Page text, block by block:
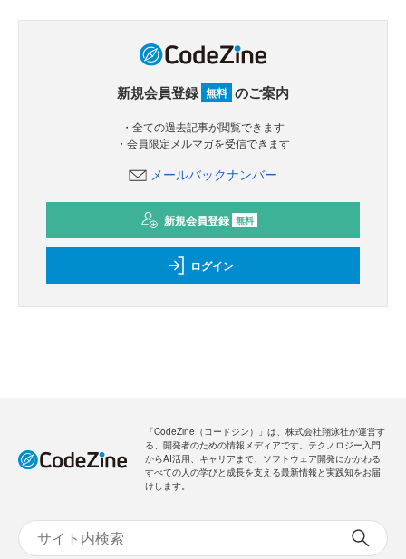
新規会員登録 無料 のご案内
・全ての過去記事が閲覧できます
・会員限定メルマガを受信できます
メールバックナンバー
新規会員登録 無料
ログイン
「CodeZine（コードジン）」は、株式会社翔泳社が運営す
る、開発者のための情報メディアです。テクノロジー入門
からAI活用、キャリアまで、ソフトウェア開発にかかわる
すべての人の学びと成長を支える最新情報と実践知をお届
けします。